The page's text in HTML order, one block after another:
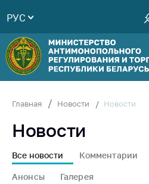
Руководство
Структура
Министерства
Территориальные
Законодательство
Антикоррупционная
деятельность
РУС
Главная Новости Новости
Новости
Все новости Комментарии
Анонсы Галерея